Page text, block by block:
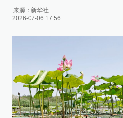
来源： 新华社
2026-07-06 17:56